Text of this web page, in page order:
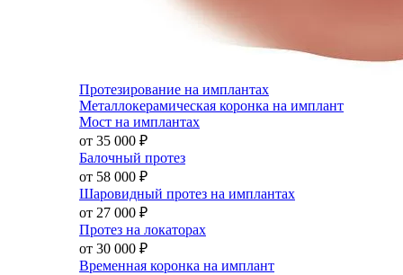
Протезирование на имплантах
Металлокерамическая коронка на имплант
Мост на имплантах
от 35 000 ₽
Балочный протез
от 58 000 ₽
Шаровидный протез на имплантах
от 27 000 ₽
Протез на локаторах
от 30 000 ₽
Временная коронка на имплант